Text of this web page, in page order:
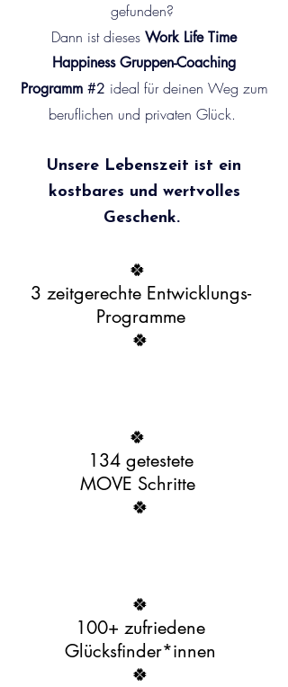
gefunden?
Dann ist dieses Work Life Time
Happiness Gruppen-Coaching
Programm#2 ideal für deinen Weg zum
beruflichen und privaten Glück.
Unsere Lebenszeit ist ein
kostbares und wertvolles
Geschenk.
​🍀
3 zeitgerechte Entwicklungs-
Programme
🍀
​🍀
134 getestete
MOVE Schritte
🍀
​🍀
100+ zufriedene
Glücksfinder*innen
​🍀